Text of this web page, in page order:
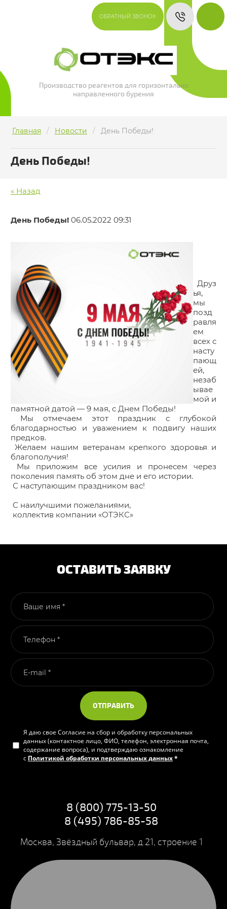
Производство реагентов для горизонтально
направленного бурения
Главная / Новости / День Победы!
День Победы!
« Назад
День Победы!06.05.2022 09:31
Друз
ья,
мы
позд
равля
ем
всех с
насту
пающ
ей,
незаб
ывае
мой и
памятной датой — 9 мая, с Днем Победы!
Мы отмечаем этот праздник с глубокой
благодарностью и уважением к подвигу наших
предков.
Желаем нашим ветеранам крепкого здоровья и
благополучия!
Мы приложим все усилия и пронесем через
поколения память об этом дне и его истории.
С наступающим праздником вас!
С наилучшими пожеланиями,
коллектив компании «ОТЭКС»
ОБРАТНЫЙ ЗВОНОК
ОСТАВИТЬ ЗАЯВКУ
ОТПРАВИТЬ
Я даю свое Согласие на сбор и обработку персональных
данных (контактное лицо, ФИО, телефон, электронная почта,
содержание вопроса), и подтверждаю ознакомление
с Политикой обработки персональных данных*
8 (800) 775-13-50
8 (495) 786-85-58
Москва, Звёздный бульвар, д.21, строение 1